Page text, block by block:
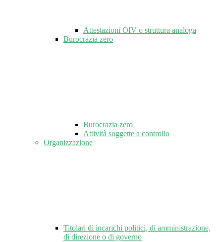
Attestazioni OIV o struttura analoga
Burocrazia zero
Burocrazia zero
Attività soggette a controllo
Organizzazione
Titolari di incarichi politici, di amministrazione,
di direzione o di governo